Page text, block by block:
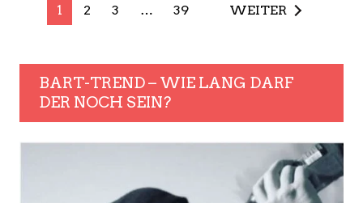
1 2 3 … 39 WEITER
BART-TREND – WIE LANG DARF
DER NOCH SEIN?